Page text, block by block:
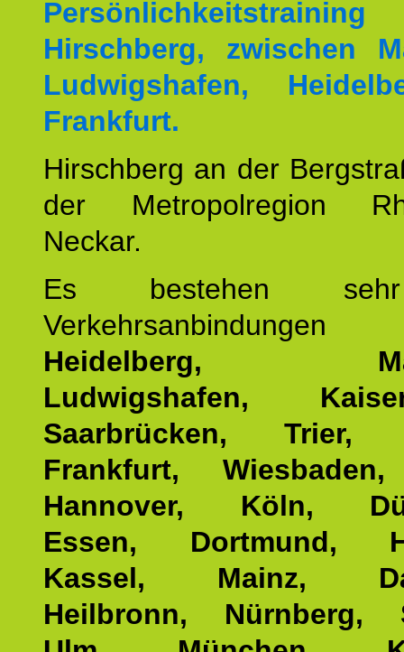
Hirschberg, zwischen
Ludwigshafen,
Frankfurt.
Hirschberg an der
der Metropolregion
Neckar.
Es bestehen
Heidelberg,
Ludwigshafen,
Saarbrücken, Trier,
Frankfurt,
Hannover, Köln,
Essen, Dortmund,
Kassel, Mainz,
Heilbronn, Nürnberg,